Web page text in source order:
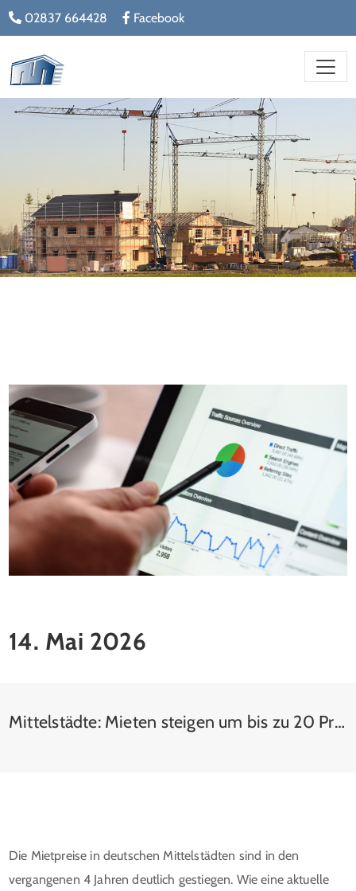
02837 664428 Facebook
14. Mai 2026
Mittelstädte: Mieten steigen um bis zu 20 Prozent – und bleiben doch Spar-Alternative zu Metropolen
Die Mietpreise in deutschen Mittelstädten sind in den
vergangenen 4 Jahren deutlich gestiegen. Wie eine aktuelle